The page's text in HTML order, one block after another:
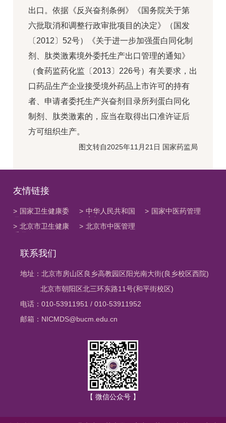
出口。依据《反兴奋剂条例》《国务院关于第
六批取消和调整行政审批项目的决定》（国发
〔2012〕52号）《关于进一步加强蛋白同化制
剂、肽类激素境外委托生产出口管理的通知》
（食药监药化监〔2013〕226号）有关要求，出
口药品生产企业接受境外药品上市许可的持有
者、申请者委托生产兴奋剂目录所列蛋白同化
制剂、肽类激素的，应当在取得出口准许证后
方可组织生产。
图文转自2025年11月21日 国家药监局
友情链接
> 国家卫生健康委
> 中华人民共和国
> 国家中医药管理
> 北京市卫生健康
> 北京市中医管理
联系我们
地址：北京市房山区良乡高教园区阳光南大街(良乡校区西院)
北京市朝阳区北三环东路11号(和平街校区)
电话：010-53911951 / 010-53911952
邮箱：NICMDS@bucm.edu.cn
【 微信公众号 】